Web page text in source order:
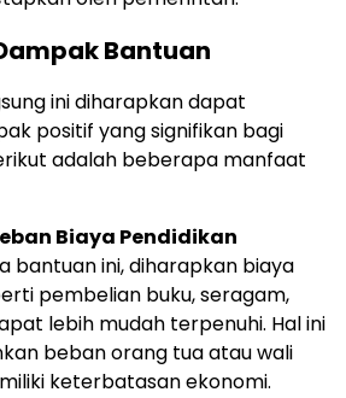
Bantuan
ini diharapkan dapat
positif yang signifikan bagi
adalah beberapa manfaat
Biaya Pendidikan
bantuan ini, diharapkan biaya
pembelian buku, seragam,
lebih mudah terpenuhi. Hal ini
beban orang tua atau wali
keterbatasan ekonomi.